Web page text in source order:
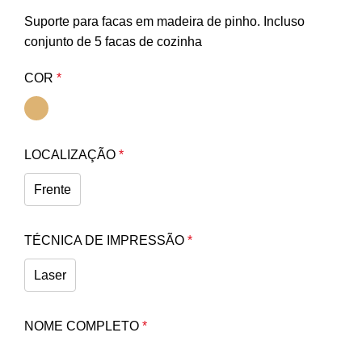
Suporte para facas em madeira de pinho. Incluso
conjunto de 5 facas de cozinha
COR *
LOCALIZAÇÃO *
Frente
TÉCNICA DE IMPRESSÃO *
Laser
NOME COMPLETO *